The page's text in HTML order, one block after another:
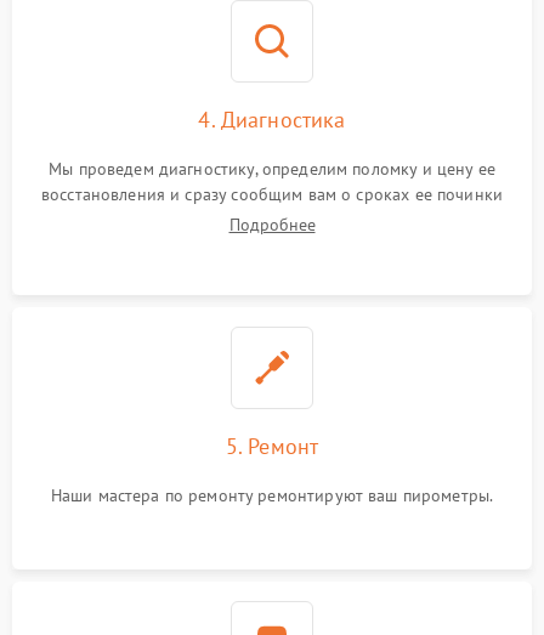
4. Диагностика
Мы проведем диагностику, определим поломку и цену ее
восстановления и сразу сообщим вам о сроках ее починки
Подробнее
5. Ремонт
Наши мастера по ремонту ремонтируют ваш пирометры.